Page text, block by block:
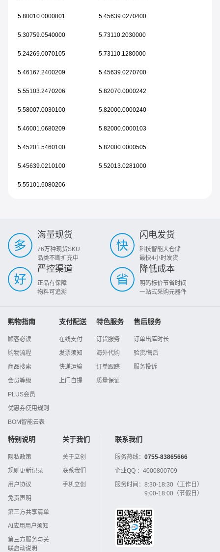
5.80010.0000801 5.45639.0270400
5.30759.0540000 5.73110.2030000
5.24269.0070105 5.73110.1280000
5.46167.2400209 5.45639.0270700
5.55103.2470206 5.82070.0000242
5.58007.0030100 5.82000.0000240
5.46001.0680209 5.82000.0000103
5.45201.5460100 5.82000.0000505
5.45639.0210100 5.52013.0281000
5.55101.6080206
海量现货
76万种现货SKU
品类不断扩充中
闪电发货
科技智能大仓储
最快4小时发货
严控渠道
正品有保障
物料可追溯
降低成本
明码标价节省时间
一站式采购元器件
购物指南
顾客必读
购物流程
商品搜索
会员等级
PLUS会员
优惠券使用规则
BOM智能云表
支付配送
在线支付
发票须知
快递运输
上门自提
特色服务
订货服务
海外代购
订单跟踪
质量保证
售后服务
订单出库时长
验货/售后
服务投诉
特别说明
隐私政策
规则更新记录
用户协议
免责声明
第三方共享清单
AI应用用户须知
第三方服务与关
联启动说明
关于我们
关于立创
联系我们
手机立创
联系我们
服务热线： 0755-83865666
企业QQ ： 4000800709
服务时间： 8:30-18:30（工作日）
9:00-18:00（节假日）